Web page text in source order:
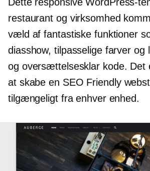
restaurant og virksomhed
væld af fantastiske funktioner
diasshow, tilpasselige farver og
og oversættelsesklar kode. Det
at skabe en SEO Friendly
tilgængeligt fra enhver enhed.